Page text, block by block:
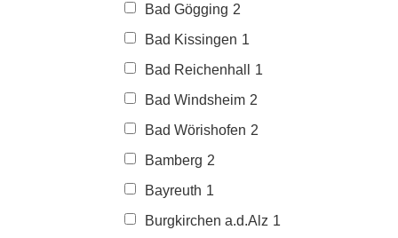
Bad Gögging 2
Bad Kissingen 1
Bad Reichenhall
1
Bad Windsheim 2
Bad Wörishofen 2
Bamberg 2
Bayreuth 1
Burgkirchen a.d.Alz 1